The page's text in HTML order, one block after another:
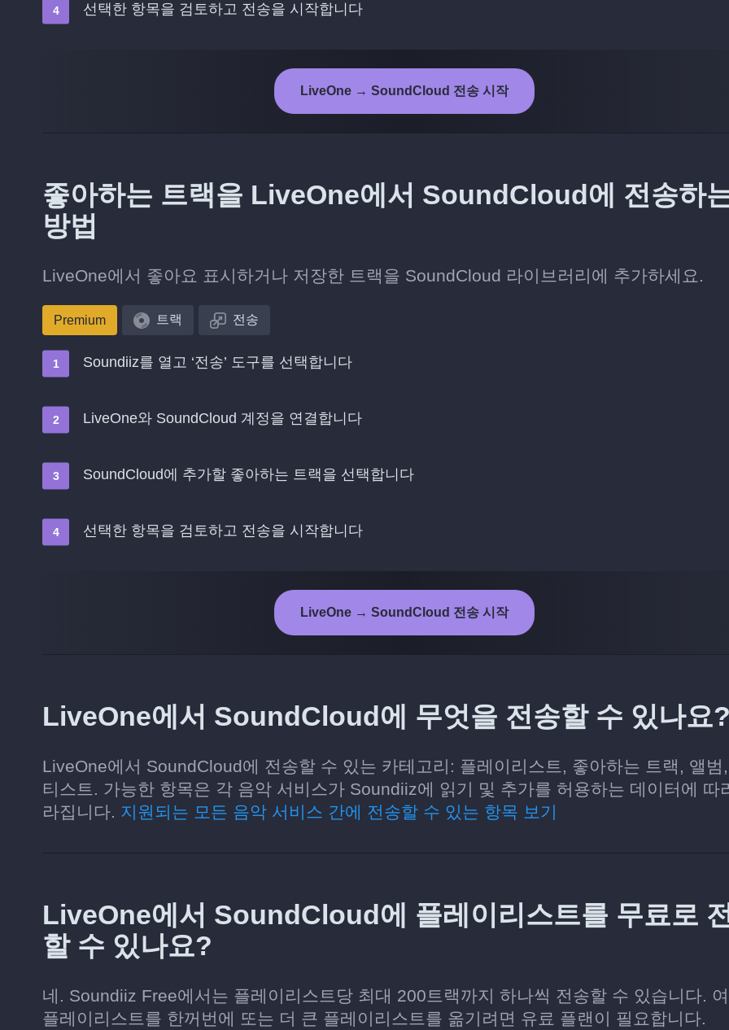
선택한 항목을 검토하고 전송을 시작합니다
LiveOne → SoundCloud 전송 시작
좋아하는 트랙을 LiveOne에서 SoundCloud에 전송하
방법
LiveOne에서 좋아요 표시하거나 저장한 트랙을 SoundCloud 라이브러리에 추가하세요.
Premium 트랙 전송
Soundiiz를 열고 ‘전송’ 도구를 선택합니다
LiveOne와 SoundCloud 계정을 연결합니다
SoundCloud에 추가할 좋아하는 트랙을 선택합니다
선택한 항목을 검토하고 전송을 시작합니다
LiveOne → SoundCloud 전송 시작
LiveOne에서 SoundCloud에 무엇을 전송할 수 있나요
LiveOne에서 SoundCloud에 전송할 수 있는 카테고리: 플레이리스트, 좋아하는 트랙, 앨범
티스트. 가능한 항목은 각 음악 서비스가 Soundiiz에 읽기 및 추가를 허용하는 데이터에 따
라집니다. 지원되는 모든 음악 서비스 간에 전송할 수 있는 항목 보기
LiveOne에서 SoundCloud에 플레이리스트를 무료로
할 수 있나요?
네. Soundiiz Free에서는 플레이리스트당 최대 200트랙까지 하나씩 전송할 수 있습니다.
플레이리스트를 한꺼번에 또는 더 큰 플레이리스트를 옮기려면 유료 플랜이 필요합니다.